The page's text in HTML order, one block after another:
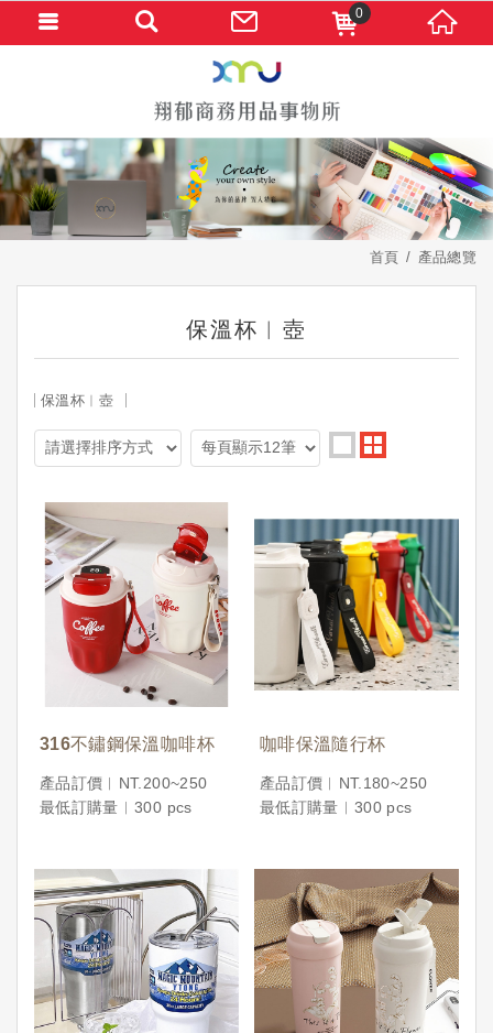
首頁 產品總覽
保溫杯︱壺
保溫杯︱壺
316不鏽鋼保溫咖啡杯
產品訂價︱NT.200~250
最低訂購量︱300 pcs
咖啡保溫隨行杯
產品訂價︱NT.180~250
最低訂購量︱300 pcs
0